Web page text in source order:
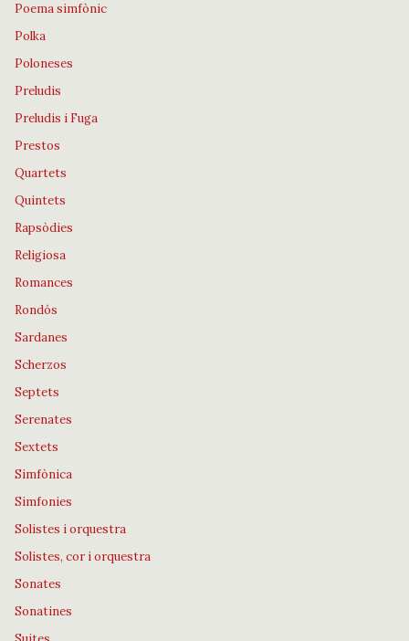
Poema simfònic
Polka
Poloneses
Preludis
Preludis i Fuga
Prestos
Quartets
Quintets
Rapsòdies
Religiosa
Romances
Rondós
Sardanes
Scherzos
Septets
Serenates
Sextets
Simfònica
Simfonies
Solistes i orquestra
Solistes, cor i orquestra
Sonates
Sonatines